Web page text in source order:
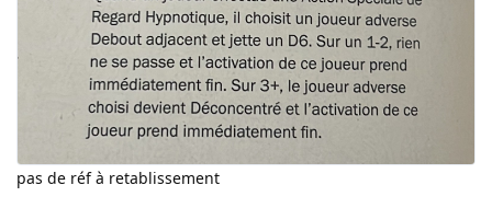
pas de réf à retablissement